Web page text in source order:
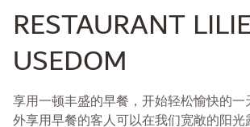
RESTAURANT
USEDOM
享用一顿丰盛的早餐，开始轻松愉快的
外享用早餐的客人可以在我们宽敞的阳光